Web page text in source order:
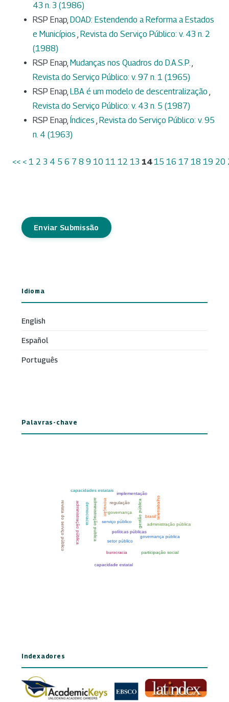
43 n. 3 (1986)
RSP Enap, DOAD: Estendendo a Reforma a Estados
e Municípios Revista do Serviço Público: v. 43 n. 2
(1988)
RSP Enap, Mudanças nos Quadros do D.A.S.P.
Revista do Serviço Público: v. 97 n. 1 (1965)
RSP Enap, LBA é um modelo de descentralização
Revista do Serviço Público: v. 43 n. 5 (1987)
RSP Enap, Índices Revista do Serviço Público: v. 95
n. 4 (1963)
<< < 1 2 3 4 5 6 7 8 9 10 11 12 13 14 15 16 17 18 19 20
Enviar Submissão
Idioma
English
Español
Português
Palavras-chave
Indexadores